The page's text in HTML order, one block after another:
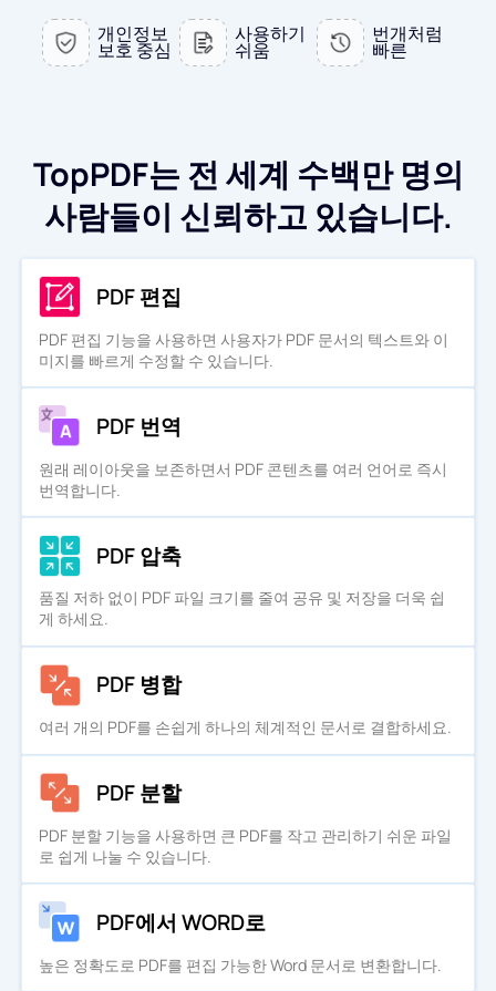
PDF를 PPT로
엑셀에서 PDF로
JPG를 PDF로
EPUB를 PDF로
WORD를 JPG로
PPT를 JPG로
PDF를 JPG로
문의하기
개인정보
보호 중심
사용하기
쉬움
번개처럼
빠른
TopPDF는 전 세계 수백만 명의
사람들이 신뢰하고 있습니다.
PDF 편집
PDF 편집 기능을 사용하면 사용자가 PDF 문서의 텍스트와 이
미지를 빠르게 수정할 수 있습니다.
PDF 번역
원래 레이아웃을 보존하면서 PDF 콘텐츠를 여러 언어로 즉시
번역합니다.
PDF 압축
품질 저하 없이 PDF 파일 크기를 줄여 공유 및 저장을 더욱 쉽
게 하세요.
PDF 병합
여러 개의 PDF를 손쉽게 하나의 체계적인 문서로 결합하세요.
PDF 분할
PDF 분할 기능을 사용하면 큰 PDF를 작고 관리하기 쉬운 파일
로 쉽게 나눌 수 있습니다.
PDF에서 WORD로
높은 정확도로 PDF를 편집 가능한 Word 문서로 변환합니다.